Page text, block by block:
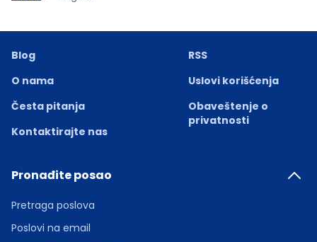
Blog
O nama
Česta pitanja
Kontaktirajte nas
RSS
Uslovi korišćenja
Obaveštenje o
privatnosti
Pronađite posao
Pretraga poslova
Poslovi na email